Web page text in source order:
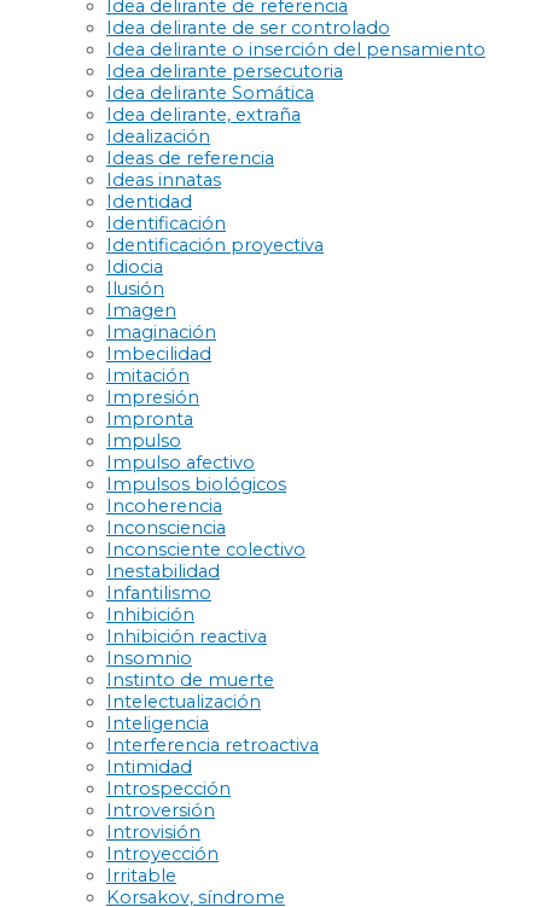
Idea delirante de referencia
Idea delirante de ser controlado
Idea delirante o inserción del pensamiento
Idea delirante persecutoria
Idea delirante Somática
Idea delirante, extraña
Idealización
Ideas de referencia
Ideas innatas
Identidad
Identificación
Identificación proyectiva
Idiocia
Ilusión
Imagen
Imaginación
Imbecilidad
Imitación
Impresión
Impronta
Impulso
Impulso afectivo
Impulsos biológicos
Incoherencia
Inconsciencia
Inconsciente colectivo
Inestabilidad
Infantilismo
Inhibición
Inhibición reactiva
Insomnio
Instinto de muerte
Intelectualización
Inteligencia
Interferencia retroactiva
Intimidad
Introspección
Introversión
Introvisión
Introyección
Irritable
Korsakov, síndrome